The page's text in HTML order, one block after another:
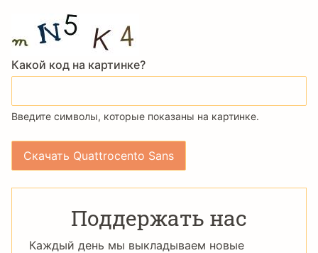
Какой код на картинке?
Введите символы, которые показаны на картинке.
Поддержать нас
Каждый день мы выкладываем новые